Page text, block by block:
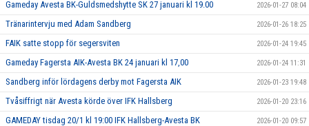
Gameday Avesta BK-Guldsmedshytte SK 27 januari kl 19.00 2026-01-27 08:04
Tränarintervju med Adam Sandberg 2026-01-26 18:25
FAIK satte stopp för segersviten 2026-01-24 19:45
Gameday Fagersta AIK-Avesta BK 24 januari kl 17,00 2026-01-24 11:31
Sandberg inför lördagens derby mot Fagersta AIK 2026-01-23 19:48
Tvåsiffrigt när Avesta körde över IFK Hallsberg 2026-01-20 23:16
GAMEDAY tisdag 20/1 kl 19:00 IFK Hallsberg-Avesta BK 2026-01-20 09:57